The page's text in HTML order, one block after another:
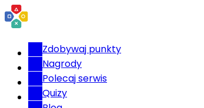
Zdobywaj punkty
Nagrody
Polecaj serwis
Quizy